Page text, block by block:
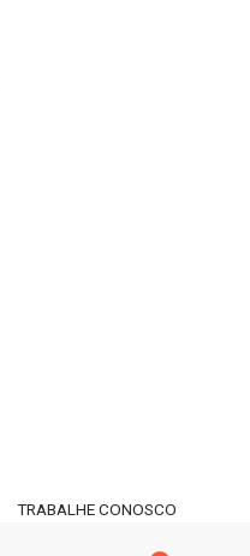
TRABALHE CONOSCO